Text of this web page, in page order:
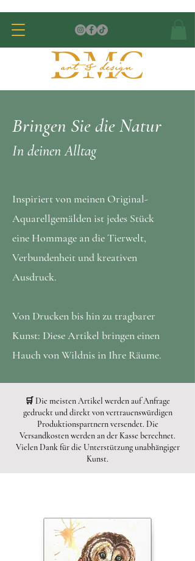
Bringen Sie die Natur
In deinen Alltag
Inspiriert von meinen Original-
Aquarellgemälden ist jedes Stück
eine Hommage an die Tierwelt,
Verbundenheit und kreativen
Ausdruck.
Von Drucken bis hin zu tragbarer
Kunst: Diese Artikel bringen einen
Hauch von Wildnis in Ihre Räume.
🛒 Die meisten Artikel werden auf Anfrage
gedruckt und direkt von vertrauenswürdigen
Produktionspartnern versendet. Die
Versandkosten werden an der Kasse berechnet.
Vielen Dank für die Unterstützung unabhängiger
Kunst.